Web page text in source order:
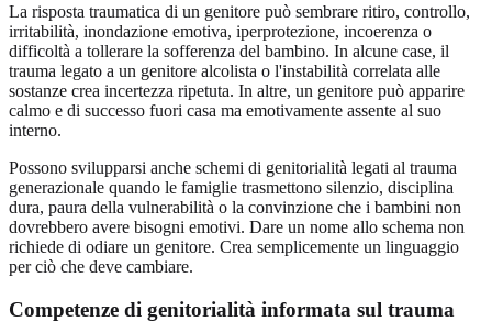
La risposta traumatica di un genitore può sembrare ritiro, controllo,
irritabilità, inondazione emotiva, iperprotezione, incoerenza o
difficoltà a tollerare la sofferenza del bambino. In alcune case, il
trauma legato a un genitore alcolista o l'instabilità correlata alle
sostanze crea incertezza ripetuta. In altre, un genitore può apparire
calmo e di successo fuori casa ma emotivamente assente al suo
interno.
Possono svilupparsi anche schemi di genitorialità legati al trauma
generazionale quando le famiglie trasmettono silenzio, disciplina
dura, paura della vulnerabilità o la convinzione che i bambini non
dovrebbero avere bisogni emotivi. Dare un nome allo schema non
richiede di odiare un genitore. Crea semplicemente un linguaggio
per ciò che deve cambiare.
Competenze di genitorialità informata sul trauma